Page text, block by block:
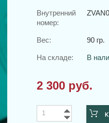
Внутренний
номер:
Вес: 90 гр.
На складе: В
2 300 руб.